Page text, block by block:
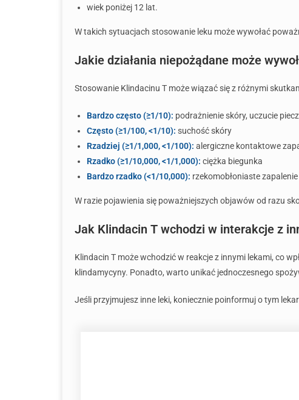
wiek poniżej 12 lat.
W takich sytuacjach stosowanie leku może wywołać
Jakie działania niepożądane może
Stosowanie Klindacinu T może wiązać się z różnymi
Bardzo często (≥1/10): podrażnienie skóry, uczucie
Często (≥1/100, <1/10): suchość skóry
Rzadziej (≥1/1,000, <1/100): alergiczne kontaktowe
Rzadko (≥1/10,000, <1/1,000): ciężka biegunka
Bardzo rzadko (<1/10,000): rzekomobłoniaste zapalenie
W razie pojawienia się poważniejszych objawów od razu
Jak Klindacin T wchodzi w interakcje z
Klindacin T może wchodzić w reakcje z innymi lekami, co
klindamycyny. Ponadto, warto unikać jednoczesnego
Jeśli przyjmujesz inne leki, koniecznie poinformuj o tym